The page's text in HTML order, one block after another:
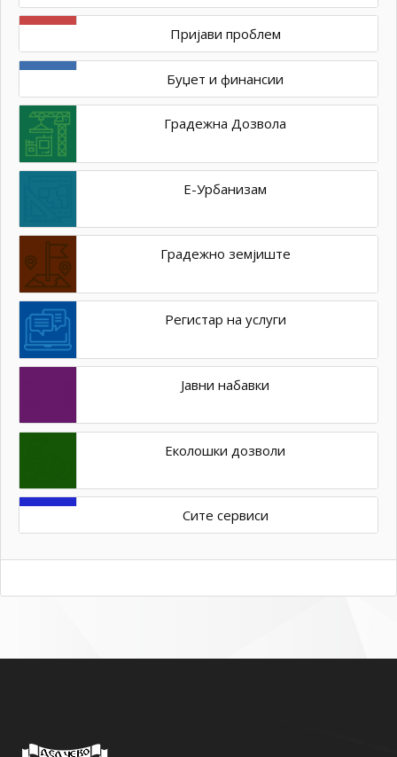
Пријави проблем
Буџет и финансии
Градежна Дозвола
Е-Урбанизам
Градежно земјиште
Регистар на услуги
Јавни набавки
Еколошки дозволи
Сите сервиси